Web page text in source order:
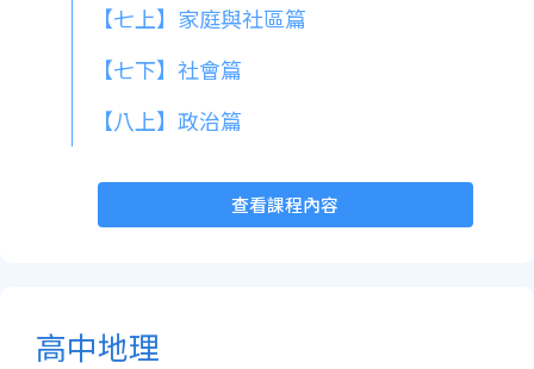
【七上】家庭與社區篇
【七下】社會篇
【八上】政治篇
查看課程內容
高中地理